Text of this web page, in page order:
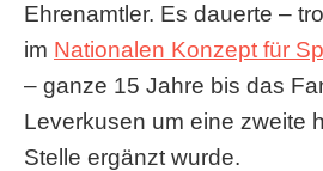
Ehrenamtler. Es dauerte –
im Nationalen Konzept für
– ganze 15 Jahre bis das
Leverkusen um eine zweite
Stelle ergänzt wurde.